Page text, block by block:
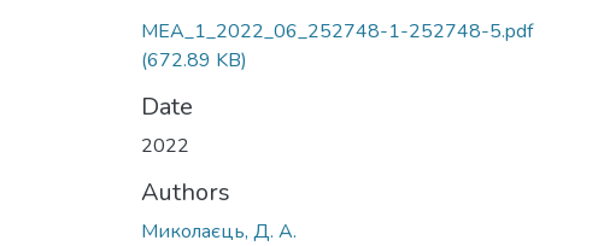
MEA_1_2022_06_252748-1-252748-5.pdf
(672.89 KB)
Date
2022
Authors
Миколаєць, Д. А.